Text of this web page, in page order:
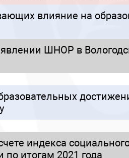
влияние на
ШНОР в
индекса
по итогам 2021 года